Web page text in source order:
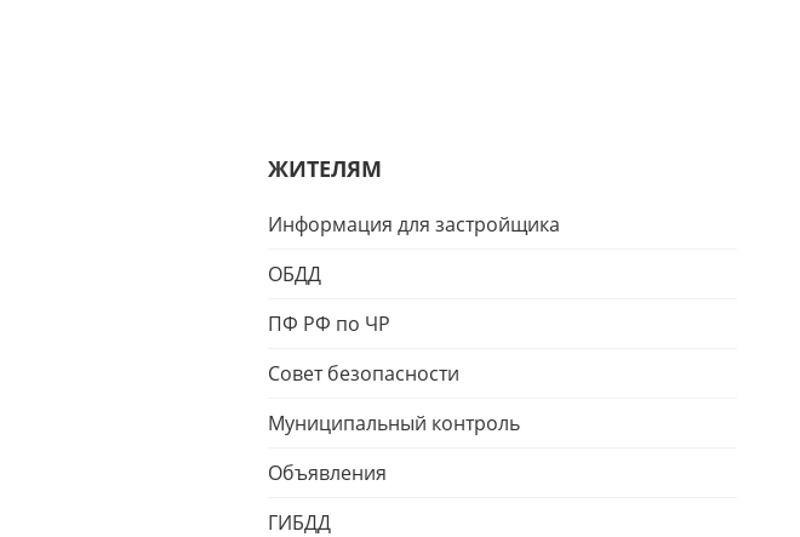
ЖИТЕЛЯМ
Информация для застройщика
ОБДД
ПФ РФ по ЧР
Совет безопасности
Муниципальный контроль
Объявления
ГИБДД